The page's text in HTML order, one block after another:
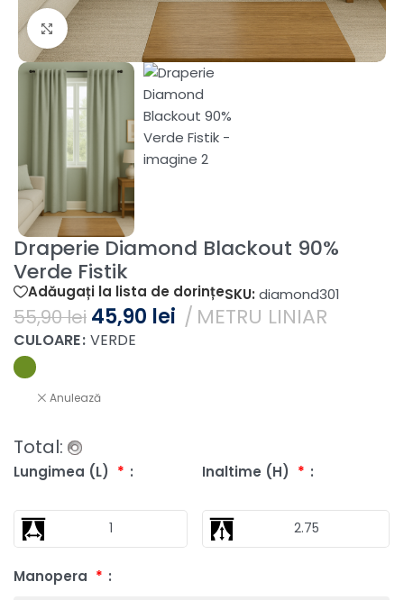
Fă clic pentru a mări
Draperie Diamond Blackout 90%
Verde Fistik
Adăugați la lista de dorințeSKU: diamond301
55,90lei 45,90 lei METRU LINIAR
CULOARE VERDE
Anulează
Lungimea (L) * Inaltime (H) *
Manopera *
Total: